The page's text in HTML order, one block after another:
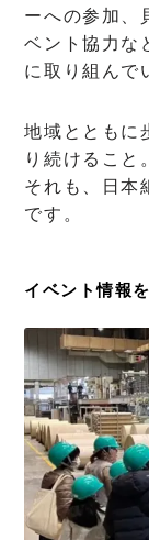
ーへの参加、
ベント協力な
に取り組んで
地域とともに
り続けること
それも、日本
です。
イベント情報